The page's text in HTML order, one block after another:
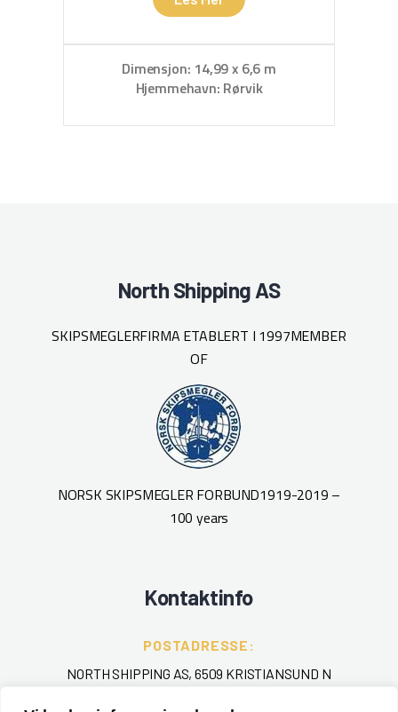
Dimensjon: 14,99 x 6,6 m
Hjemmehavn: Rørvik
North Shipping AS
SKIPSMEGLERFIRMA ETABLERT I 1997MEMBER
OF
NORSK SKIPSMEGLER FORBUND1919-2019 –
100 years
Kontaktinfo
POSTADRESSE:
NORTH SHIPPING AS, 6509 KRISTIANSUND N